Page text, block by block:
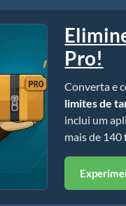
Pro!
Converta e
limites de
inclui um
mais de 140